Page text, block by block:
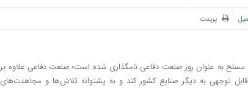
پرینت
مسلح به عنوان روز صنعت دفاعی نامگذاری شده است؛ صنعت دفاعی علاوه بر
توجهی به دیگر صنایع کشور کند و به پشتوانه تلاش‌ها و مجاهدت‌های